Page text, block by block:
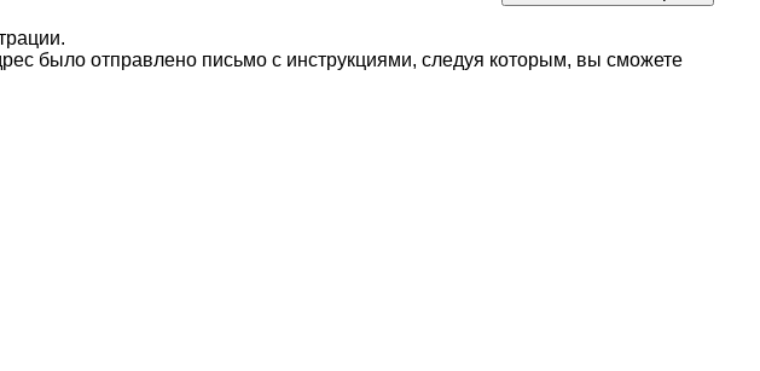
было отправлено письмо с инструкциями, следуя которым, вы сможете